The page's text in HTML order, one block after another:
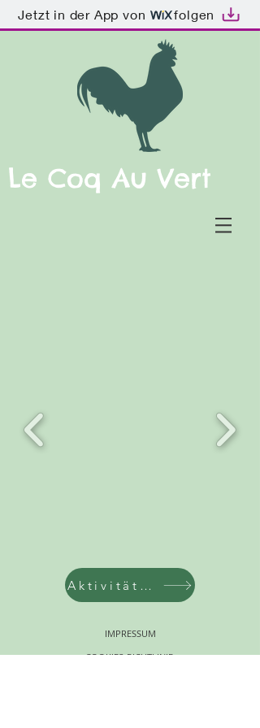
Jetzt in der App von folgen
Le Coq Au Vert
Aktivitäten
IMPRESSUM
COOKIES-RICHTLINIE